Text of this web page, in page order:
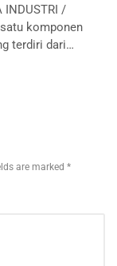
INDUSTRI /
komponen
terdiri dari…
are marked *